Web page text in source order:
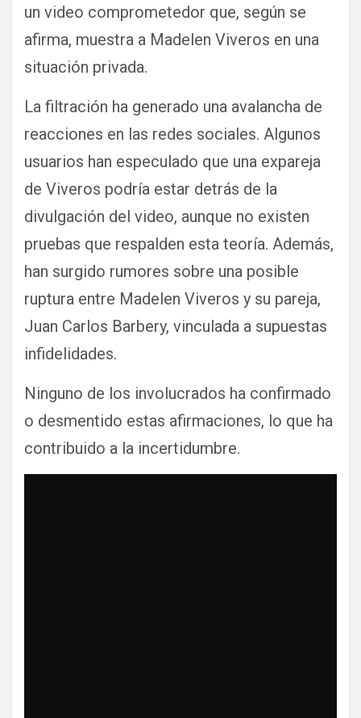
un video comprometedor que, según se
afirma, muestra a Madelen Viveros en una
situación privada.
La filtración ha generado una avalancha de
reacciones en las redes sociales. Algunos
usuarios han especulado que una expareja
de Viveros podría estar detrás de la
divulgación del video, aunque no existen
pruebas que respalden esta teoría. Además,
han surgido rumores sobre una posible
ruptura entre Madelen Viveros y su pareja,
Juan Carlos Barbery, vinculada a supuestas
infidelidades.
Ninguno de los involucrados ha confirmado
o desmentido estas afirmaciones, lo que ha
contribuido a la incertidumbre.